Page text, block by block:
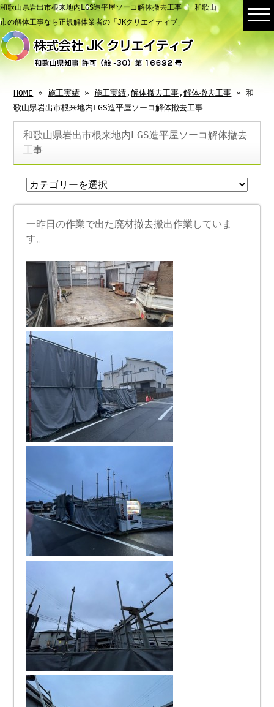
和歌山県岩出市根来地内LGS造平屋ソーコ解体撤去工事 | 和歌山
市の解体工事なら正規解体業者の「JKクリエイティブ」
HOME »施工実績 »施工実績 ,解体撤去工事 ,解体撤去工事 » 和
歌山県岩出市根来地内LGS造平屋ソーコ解体撤去工事
和歌山県岩出市根来地内LGS造平屋ソーコ解体撤去
工事
一昨日の作業で出た廃材撤去搬出作業していま
す。